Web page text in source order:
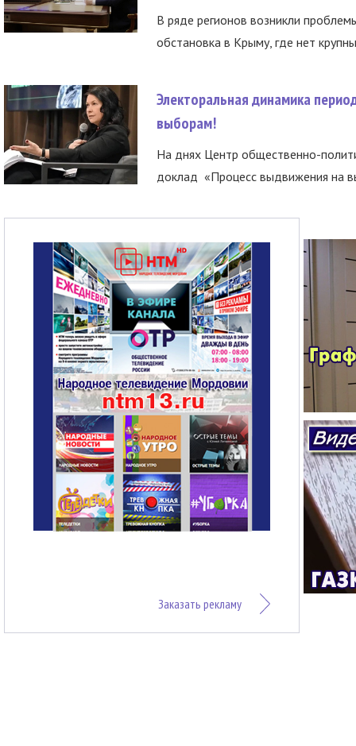
В ряде регионов возникли
обстановка в Крыму, где нет
Электоральная динамика
выборам!
На днях Центр общественно-
доклад «Процесс выдвижения на
Заказать рекламу